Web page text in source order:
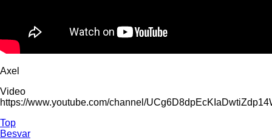
Axel
Video
https://www.youtube.com/channel/
Top
Besvar